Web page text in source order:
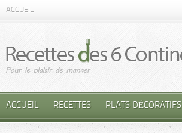
ACCUEIL
ACCUEIL RECETTES PLATS DÉCORATIFS